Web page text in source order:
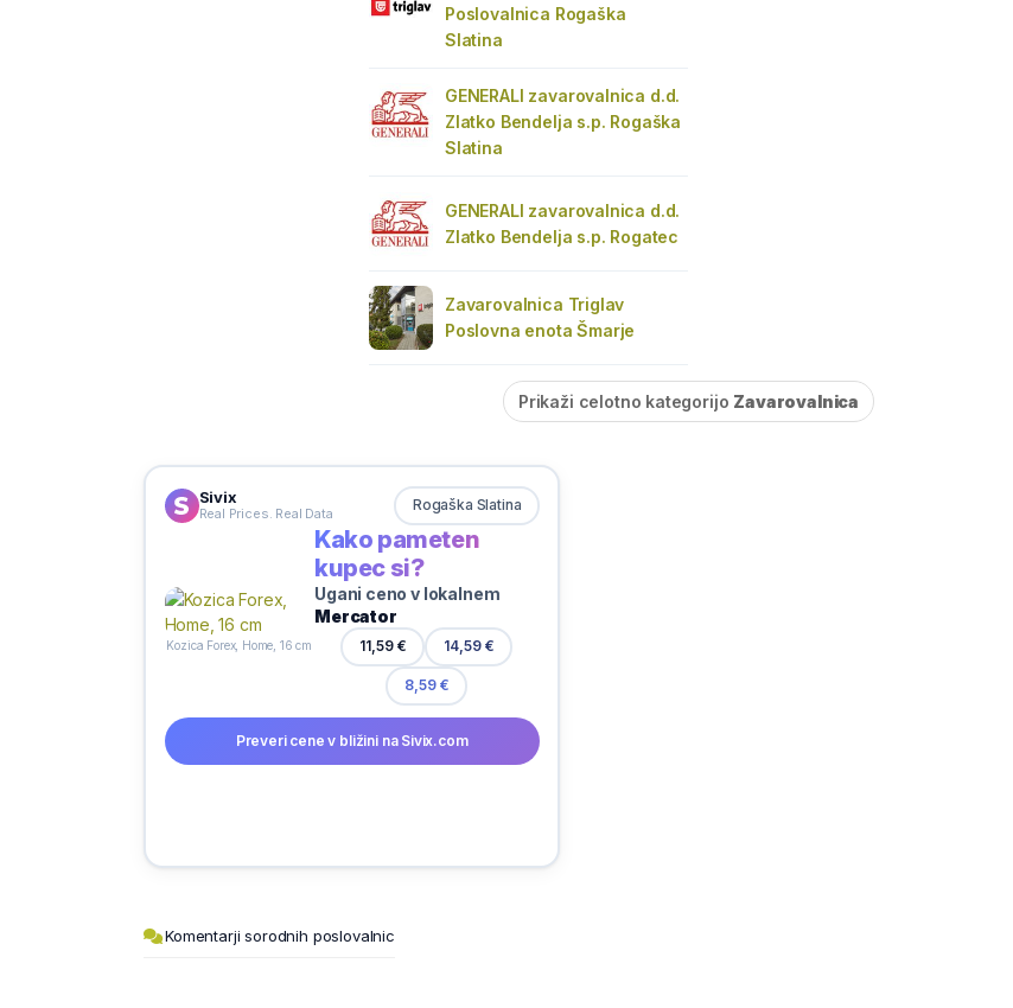
Poslovalnica Rogaška
Slatina
GENERALI zavarovalnica d.d.
Zlatko Bendelja s.p. Rogaška
Slatina
GENERALI zavarovalnica d.d.
Zlatko Bendelja s.p. Rogatec
Zavarovalnica Triglav
Poslovna enota Šmarje
Prikaži celotno kategorijo Zavarovalnica
Sivix
Real Prices. Real Data Rogaška Slatina
Kozica Forex, Home, 16 cm
Kako pameten
kupec si?
Ugani ceno v lokalnem
Mercator
11,59 € 14,59 €
8,59 €
Preveri cene v bližini na Sivix.com
Komentarji sorodnih poslovalnic